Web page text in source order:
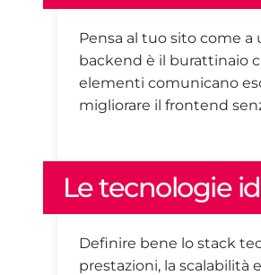
Pensa al tuo sito come
backend è il burattinaio
elementi comunicano
migliorare il frontend
Le tecnologie
Definire bene lo stack
prestazioni, la scalabilità